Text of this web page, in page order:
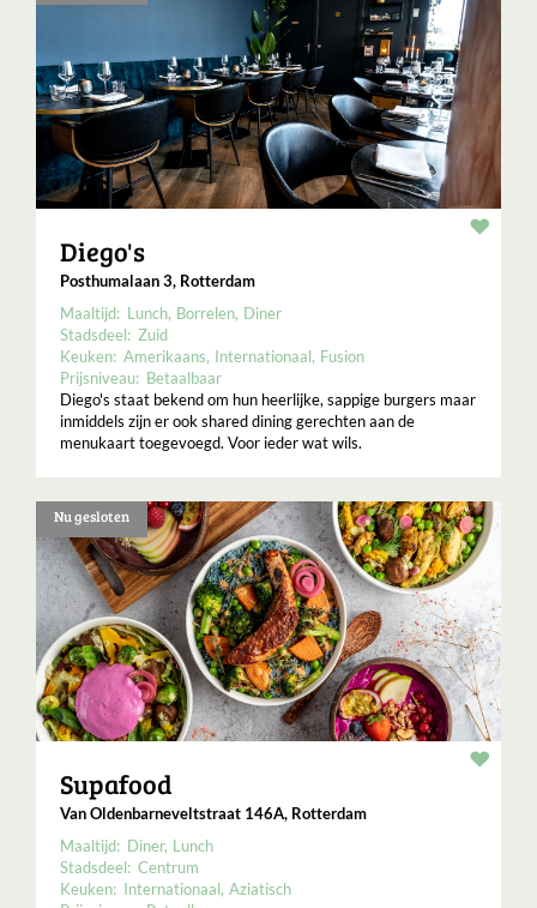
Diego's
Posthumalaan 3, Rotterdam
Maaltijd: Lunch Borrelen Diner
Stadsdeel: Zuid
Keuken: Amerikaans Internationaal Fusion
Prijsniveau: Betaalbaar
Diego's staat bekend om hun heerlijke, sappige burgers maar
inmiddels zijn er ook shared dining gerechten aan de
menukaart toegevoegd. Voor ieder wat wils.
Nu gesloten
Supafood
Van Oldenbarneveltstraat 146A, Rotterdam
Maaltijd: Diner Lunch
Stadsdeel: Centrum
Keuken: Internationaal Aziatisch